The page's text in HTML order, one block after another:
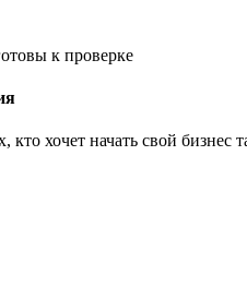
к проверке
кто хочет начать свой бизнес